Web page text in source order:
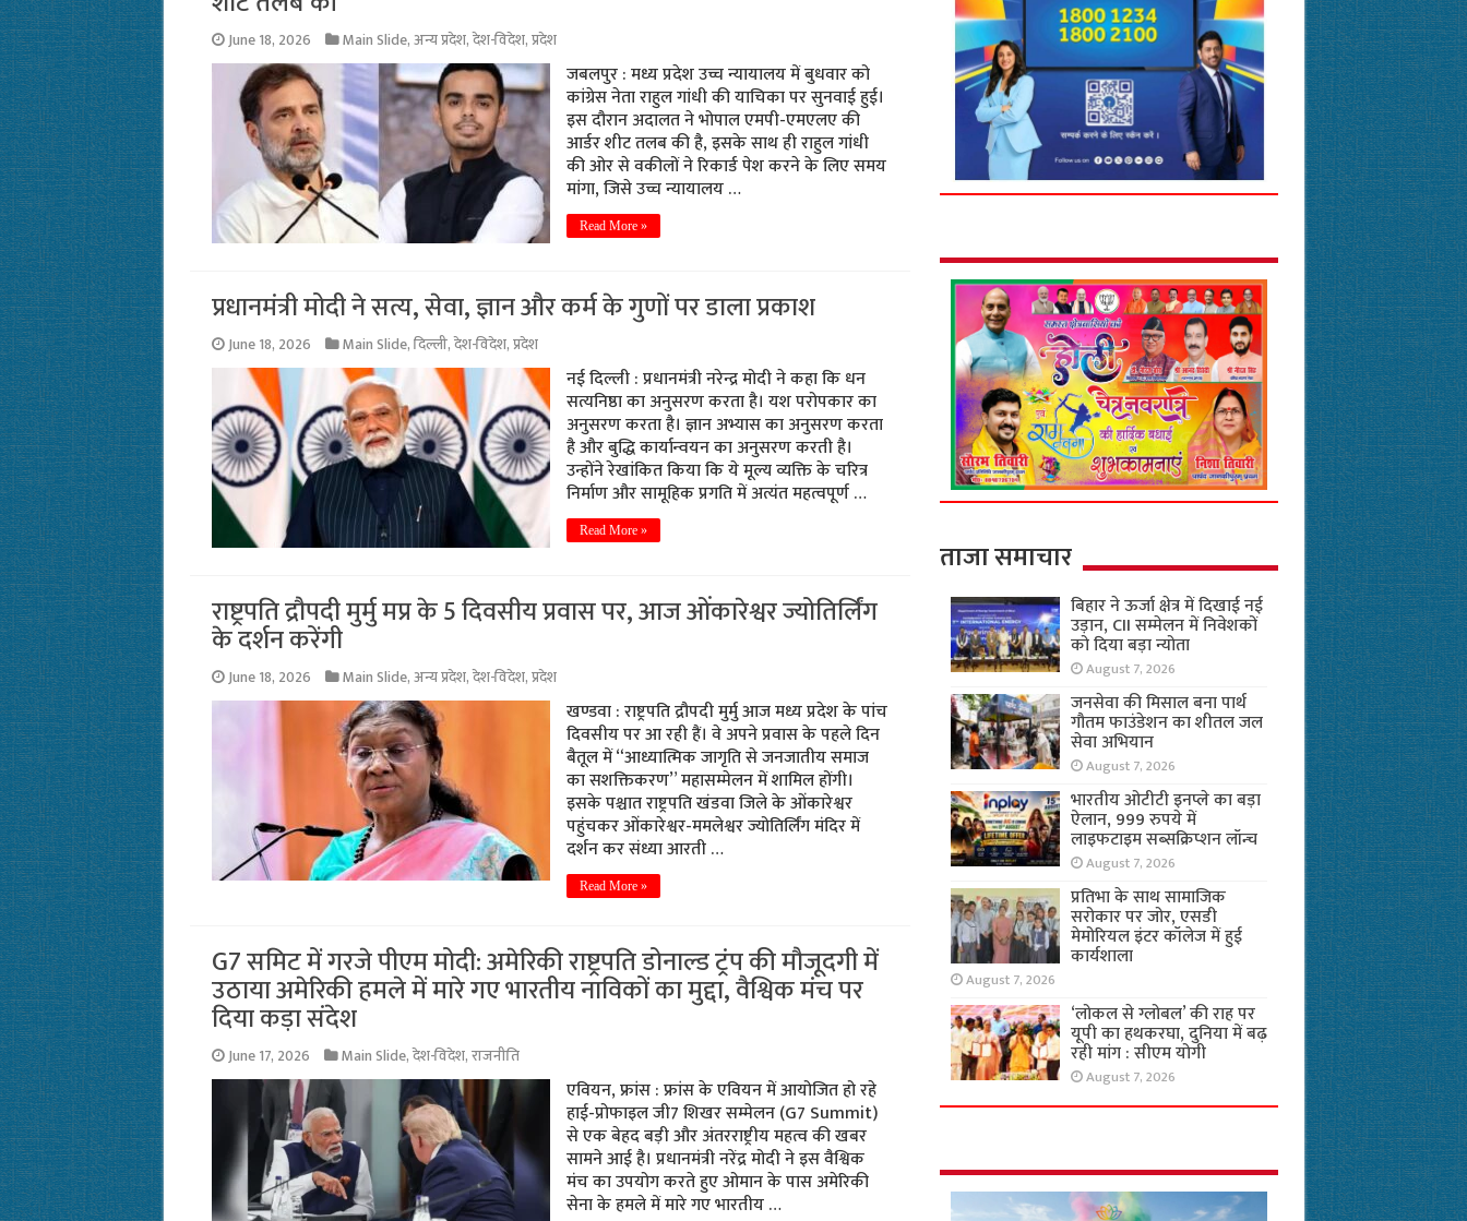
June 18, 2026 Main Slide,अन्य प्रदेश,देश-विदेश,प्रदेश
जबलपुर : मध्य प्रदेश उच्च न्यायालय में बुधवार को
कांग्रेस नेता राहुल गांधी की याचिका पर सुनवाई हुई।
इस दौरान अदालत ने भोपाल एमपी-एमएलए की
आर्डर शीट तलब की है, इसके साथ ही राहुल गांधी
की ओर से वकीलों ने रिकार्ड पेश करने के लिए समय
मांगा, जिसे उच्च न्यायालय …
Read More »
प्रधानमंत्री मोदी ने सत्य, सेवा, ज्ञान और कर्म के गुणों पर डाला प्रकाश
June 18, 2026 Main Slide,दिल्ली,देश-विदेश,प्रदेश
नई दिल्ली : प्रधानमंत्री नरेन्द्र मोदी ने कहा कि धन
सत्यनिष्ठा का अनुसरण करता है। यश परोपकार का
अनुसरण करता है। ज्ञान अभ्यास का अनुसरण करता
है और बुद्धि कार्यान्वयन का अनुसरण करती है।
उन्होंने रेखांकित किया कि ये मूल्य व्यक्ति के चरित्र
निर्माण और सामूहिक प्रगति में अत्यंत महत्वपूर्ण …
Read More »
राष्ट्रपति द्रौपदी मुर्मु मप्र के 5 दिवसीय प्रवास पर, आज ओंकारेश्वर ज्योतिर्लिंग
के दर्शन करेंगी
June 18, 2026 Main Slide,अन्य प्रदेश,देश-विदेश,प्रदेश
खण्डवा : राष्ट्रपति द्रौपदी मुर्मु आज मध्य प्रदेश के पांच
दिवसीय पर आ रही हैं। वे अपने प्रवास के पहले दिन
बैतूल में “आध्यात्मिक जागृति से जनजातीय समाज
का सशक्तिकरण” महासम्मेलन में शामिल होंगी।
इसके पश्चात राष्ट्रपति खंडवा जिले के ओंकारेश्वर
पहुंचकर ओंकारेश्वर-ममलेश्वर ज्योतिर्लिंग मंदिर में
दर्शन कर संध्या आरती …
Read More »
G7 समिट में गरजे पीएम मोदी: अमेरिकी राष्ट्रपति डोनाल्ड ट्रंप की मौजूदगी में
उठाया अमेरिकी हमले में मारे गए भारतीय नाविकों का मुद्दा, वैश्विक मंच पर
दिया कड़ा संदेश
June 17, 2026 Main Slide,देश-विदेश,राजनीति
एवियन, फ्रांस : फ्रांस के एवियन में आयोजित हो रहे
हाई-प्रोफाइल जी7 शिखर सम्मेलन (G7 Summit)
से एक बेहद बड़ी और अंतरराष्ट्रीय महत्व की खबर
सामने आई है। प्रधानमंत्री नरेंद्र मोदी ने इस वैश्विक
मंच का उपयोग करते हुए ओमान के पास अमेरिकी
सेना के हमले में मारे गए भारतीय …
ताजा समाचार
बिहार ने ऊर्जा क्षेत्र में दिखाई नई
उड़ान, CII सम्मेलन में निवेशकों
को दिया बड़ा न्योता
August 7, 2026
जनसेवा की मिसाल बना पार्थ
गौतम फाउंडेशन का शीतल जल
सेवा अभियान
August 7, 2026
भारतीय ओटीटी इनप्ले का बड़ा
ऐलान, 999 रुपये में
लाइफटाइम सब्सक्रिप्शन लॉन्च
August 7, 2026
प्रतिभा के साथ सामाजिक
सरोकार पर जोर, एसडी
मेमोरियल इंटर कॉलेज में हुई
कार्यशाला
August 7, 2026
‘लोकल से ग्लोबल’ की राह पर
यूपी का हथकरघा, दुनिया में बढ़
रही मांग : सीएम योगी
August 7, 2026